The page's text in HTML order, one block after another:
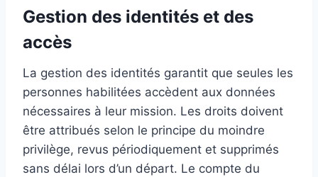
Gestion des identités et des
accès
La gestion des identités garantit que seules les
personnes habilitées accèdent aux données
nécessaires à leur mission. Les droits doivent
être attribués selon le principe du moindre
privilège, revus périodiquement et supprimés
sans délai lors d’un départ. Le compte du